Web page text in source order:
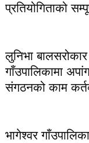
प्रतियोगिताको
लुनिभा
गाँउपालिकामा
संगठनको काम
भागेश्वर